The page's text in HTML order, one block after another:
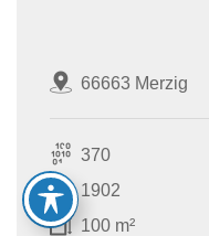
66663 Merzig
370
1902
100 m²